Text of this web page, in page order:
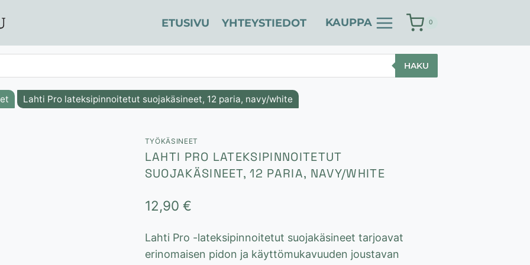
ETUSIVU YHTEYSTIEDOT KAUPPA 0
HAKU
Lahti Pro lateksipinnoitetut suojakäsineet, 12 paria, navy/white
TYÖKÄSINEET
LAHTI PRO LATEKSIPINNOITETUT
SUOJAKÄSINEET, 12 PARIA, NAVY/WHITE
12,90 €
Lahti Pro -lateksipinnoitetut suojakäsineet tarjoavat
erinomaisen pidon ja käyttömukavuuden joustavan